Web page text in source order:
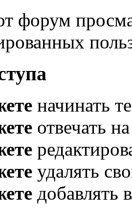
форум
начинать
отвечать
удалять
добавлять